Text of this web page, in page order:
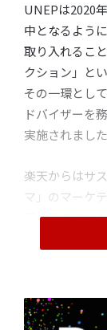
UNEPは2020
中となるよう
取り入れるこ
クション」と
その一環とし
ドバイザーを
実施されました
楽天からはサ
マ」のマーケ
天「ラクマ」
介しました。